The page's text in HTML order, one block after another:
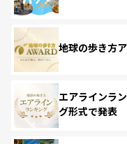
地球の歩き方
エアラインラ
グ形式で発表